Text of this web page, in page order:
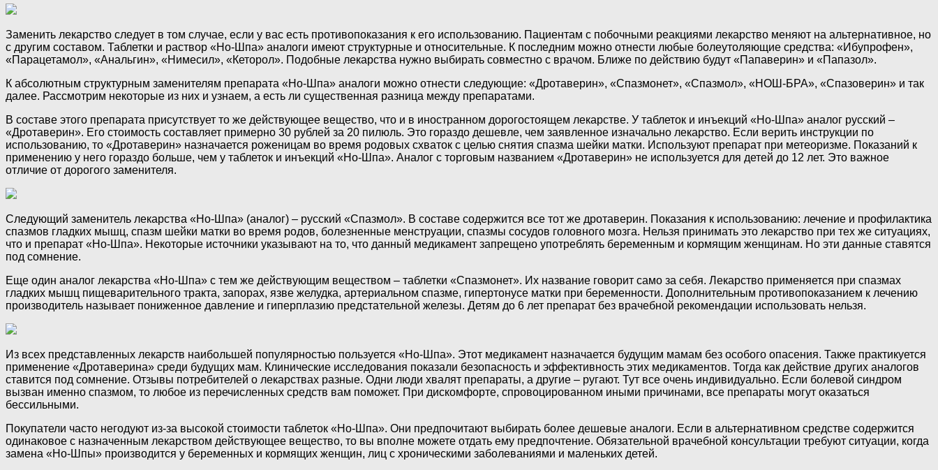
Заменить лекарство следует в том случае, если у вас есть противопоказания к его использованию. Пациентам с побочными реакциями лекарство меняют на альтернативное, но
с другим составом. Таблетки и раствор «Но-Шпа» аналоги имеют структурные и относительные. К последним можно отнести любые болеутоляющие средства: «Ибупрофен»,
«Парацетамол», «Анальгин», «Нимесил», «Кеторол». Подобные лекарства нужно выбирать совместно с врачом. Ближе по действию будут «Папаверин» и «Папазол».
К абсолютным структурным заменителям препарата «Но-Шпа» аналоги можно отнести следующие: «Дротаверин», «Спазмонет», «Спазмол», «НОШ-БРА», «Спазоверин» и так
далее. Рассмотрим некоторые из них и узнаем, а есть ли существенная разница между препаратами.
В составе этого препарата присутствует то же действующее вещество, что и в иностранном дорогостоящем лекарстве. У таблеток и инъекций «Но-Шпа» аналог русский –
«Дротаверин». Его стоимость составляет примерно 30 рублей за 20 пилюль. Это гораздо дешевле, чем заявленное изначально лекарство. Если верить инструкции по
использованию, то «Дротаверин» назначается роженицам во время родовых схваток с целью снятия спазма шейки матки. Используют препарат при метеоризме. Показаний к
применению у него гораздо больше, чем у таблеток и инъекций «Но-Шпа». Аналог с торговым названием «Дротаверин» не используется для детей до 12 лет. Это важное
отличие от дорогого заменителя.
Следующий заменитель лекарства «Но-Шпа» (аналог) – русский «Спазмол». В составе содержится все тот же дротаверин. Показания к использованию: лечение и профилактика
спазмов гладких мышц, спазм шейки матки во время родов, болезненные менструации, спазмы сосудов головного мозга. Нельзя принимать это лекарство при тех же ситуациях,
что и препарат «Но-Шпа». Некоторые источники указывают на то, что данный медикамент запрещено употреблять беременным и кормящим женщинам. Но эти данные ставятся
под сомнение.
Еще один аналог лекарства «Но-Шпа» с тем же действующим веществом – таблетки «Спазмонет». Их название говорит само за себя. Лекарство применяется при спазмах
гладких мышц пищеварительного тракта, запорах, язве желудка, артериальном спазме, гипертонусе матки при беременности. Дополнительным противопоказанием к лечению
производитель называет пониженное давление и гиперплазию предстательной железы. Детям до 6 лет препарат без врачебной рекомендации использовать нельзя.
Из всех представленных лекарств наибольшей популярностью пользуется «Но-Шпа». Этот медикамент назначается будущим мамам без особого опасения. Также практикуется
применение «Дротаверина» среди будущих мам. Клинические исследования показали безопасность и эффективность этих медикаментов. Тогда как действие других аналогов
ставится под сомнение. Отзывы потребителей о лекарствах разные. Одни люди хвалят препараты, а другие – ругают. Тут все очень индивидуально. Если болевой синдром
вызван именно спазмом, то любое из перечисленных средств вам поможет. При дискомфорте, спровоцированном иными причинами, все препараты могут оказаться
бессильными.
Покупатели часто негодуют из-за высокой стоимости таблеток «Но-Шпа». Они предпочитают выбирать более дешевые аналоги. Если в альтернативном средстве содержится
одинаковое с назначенным лекарством действующее вещество, то вы вполне можете отдать ему предпочтение. Обязательной врачебной консультации требуют ситуации, когда
замена «Но-Шпы» производится у беременных и кормящих женщин, лиц с хроническими заболеваниями и маленьких детей.